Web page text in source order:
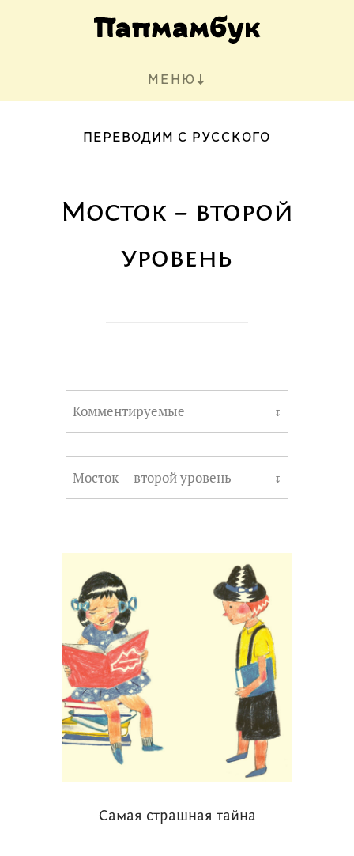
МЕНЮ
ПЕРЕВОДИМ С РУССКОГО
Мосток – второй
уровень
Комментируемые ↧
Мосток – второй уровень ↧
Самая страшная тайна